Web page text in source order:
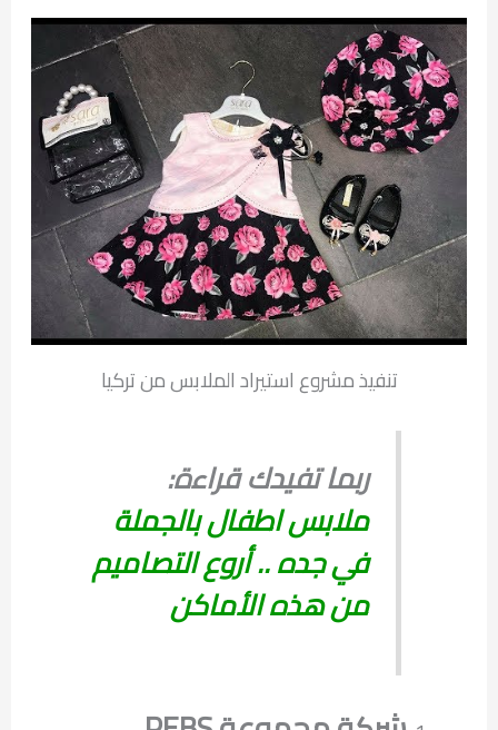
تنفيذ مشروع استيراد الملابس من تركيا
ربما تفيدك قراءة:
ملابس اطفال بالجملة
في جده .. أروع التصاميم
من هذه الأماكن